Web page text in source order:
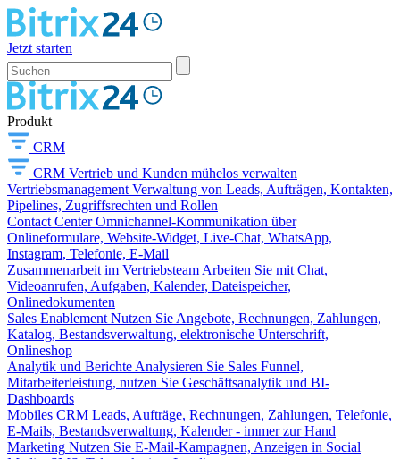
Jetzt starten
Produkt
CRM
CRM Vertrieb und Kunden mühelos verwalten
Vertriebsmanagement Verwaltung von Leads, Aufträgen, Kontakten,
Pipelines, Zugriffsrechten und Rollen
Contact Center Omnichannel-Kommunikation über
Onlineformulare, Website-Widget, Live-Chat, WhatsApp,
Instagram, Telefonie, E-Mail
Zusammenarbeit im Vertriebsteam Arbeiten Sie mit Chat,
Videoanrufen, Aufgaben, Kalender, Dateispeicher,
Onlinedokumenten
Sales Enablement Nutzen Sie Angebote, Rechnungen, Zahlungen,
Katalog, Bestandsverwaltung, elektronische Unterschrift,
Onlineshop
Analytik und Berichte Analysieren Sie Sales Funnel,
Mitarbeiterleistung, nutzen Sie Geschäftsanalytik und BI-
Dashboards
Mobiles CRM Leads, Aufträge, Rechnungen, Zahlungen, Telefonie,
E-Mails, Bestandsverwaltung, Kalender - immer zur Hand
Marketing Nutzen Sie E-Mail-Kampagnen, Anzeigen in Social